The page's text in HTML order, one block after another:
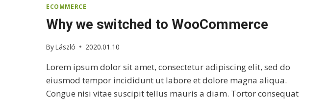
ECOMMERCE
Why we switched to WooCommerce
ByLászló 2020.01.10
Lorem ipsum dolor sit amet, consectetur adipiscing elit, sed do
eiusmod tempor incididunt ut labore et dolore magna aliqua.
Congue nisi vitae suscipit tellus mauris a diam. Tortor consequat